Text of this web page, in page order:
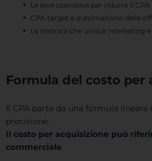
Le leve operative per ridurre il CPA
CPA target e automazione delle
La metrica che unisce marketing
Formula del costo per
Il CPA parte da una formula
precisione.
Il costo per acquisizione può
commerciale.